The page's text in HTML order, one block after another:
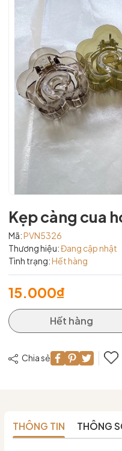
Kẹp càng cua
Mã:PVN5326
Thương hiệu:Đang cập nhật
Tình trạng:Hết hàng
15.000₫
Hết hàng
Chia sẻ
THÔNG TIN THÔNG